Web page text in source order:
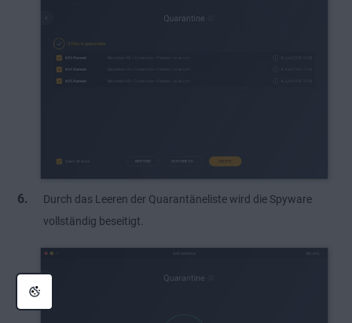
Durch das Leeren der Quarantäneliste wird die Spyware
vollständig beseitigt.